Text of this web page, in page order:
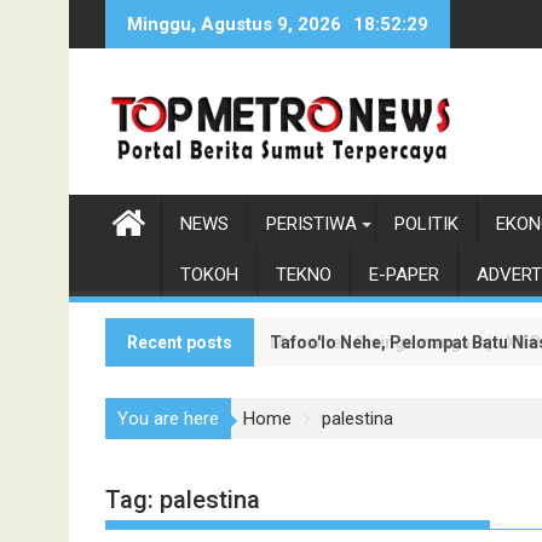
Minggu, Agustus 9, 2026 18:52:31
NEWS PERISTIWA POLITIK
TOKOH TEKNO E-PAPER
Recent posts Tafoo'lo Nehe, Pelompat Batu
Monumen Sisingamangaraja XII
You are here Home palestina
Tag: palestina